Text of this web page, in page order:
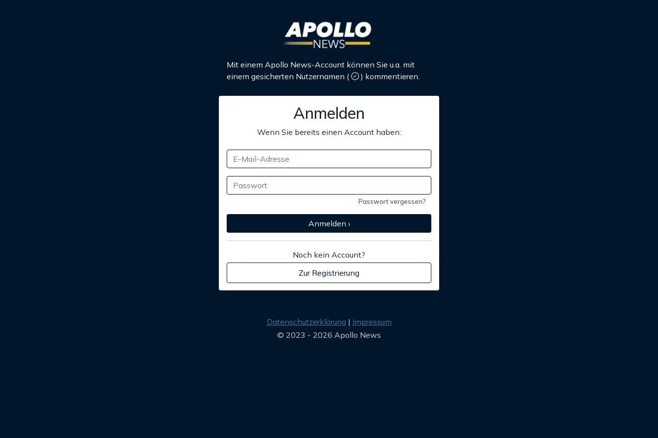
Mit einem Apollo News-Account können Sie u.a. mit
einem gesicherten Nutzernamen ( ) kommentieren.
Anmelden
Wenn Sie bereits einen Account haben:
Passwort vergessen?
Anmelden ›
Noch kein Account?
Zur Registrierung
Datenschutzerklärung
Impressum
© 2023 - 2026 Apollo News